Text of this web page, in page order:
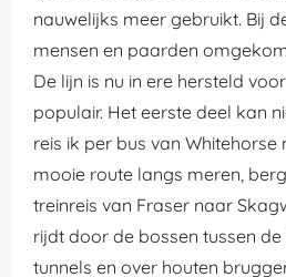
nauwelijks meer gebruikt. Bij
mensen en paarden
De lijn is nu in ere hersteld
populair. Het eerste deel kan
reis ik per bus van Whitehorse
mooie route langs meren,
treinreis van Fraser naar
rijdt door de bossen tussen
tunnels en over houten